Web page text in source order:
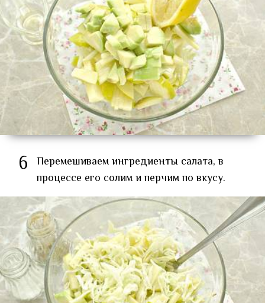
6 Перемешиваем ингредиенты салата, в
процессе его солим и перчим по вкусу.